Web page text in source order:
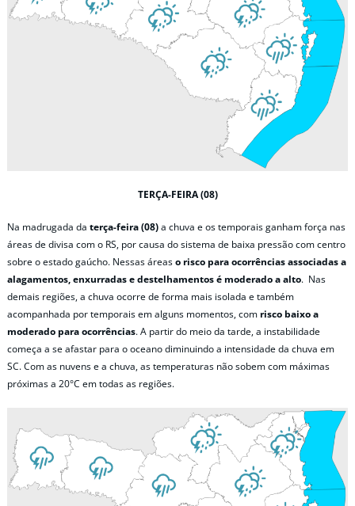
TERÇA-FEIRA (08)
Na madrugada da terça-feira (08)a chuva e os temporais ganham força nas
áreas de divisa com o RS, por causa do sistema de baixa pressão com centro
sobre o estado gaúcho. Nessas áreaso risco para ocorrências associadas a
alagamentos, enxurradas e destelhamentos é moderado a alto. Nas
demais regiões, a chuva ocorre de forma mais isolada e também
acompanhada por temporais em alguns momentos, com risco baixo a
moderado para ocorrências. A partir do meio da tarde, a instabilidade
começa a se afastar para o oceano diminuindo a intensidade da chuva em
SC. Com as nuvens e a chuva, as temperaturas não sobem com máximas
próximas a 20°C em todas as regiões.